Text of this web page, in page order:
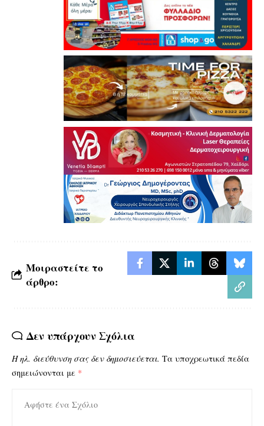
Μοιραστείτε το
άρθρο:
Δεν υπάρχουν Σχόλια
Η ηλ. διεύθυνση σας δεν δημοσιεύεται. Τα υποχρεωτικά πεδία
σημειώνονται με *